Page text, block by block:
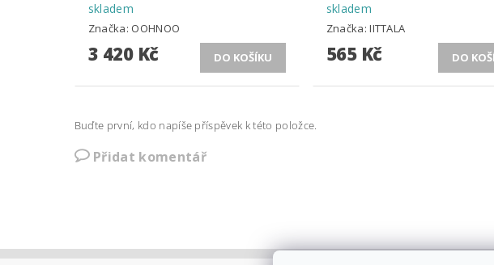
skladem
Značka: OOHNOO
3 420 Kč
skladem
Značka:IITTALA
565 Kč
Buďte první, kdo napíše příspěvek k této položce.
Přidat komentář